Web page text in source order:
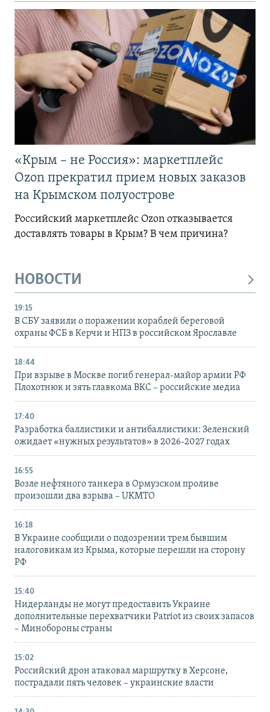
«Крым – не Россия»: маркетплейс
Ozon прекратил прием новых заказов
на Крымском полуострове
Российский маркетплейс Ozon отказывается
доставлять товары в Крым? В чем причина?
НОВОСТИ
19:15
В СБУ заявили о поражении кораблей береговой
охраны ФСБ в Керчи и НПЗ в российском Ярославле
18:44
При взрыве в Москве погиб генерал-майор армии РФ
Плохотнюк и зять главкома ВКС – российские медиа
17:40
Разработка баллистики и антибаллистики: Зеленский
ожидает «нужных результатов» в 2026-2027 годах
16:55
Возле нефтяного танкера в Ормузском проливе
произошли два взрыва – UKMTO
16:18
В Украине сообщили о подозрении трем бывшим
налоговикам из Крыма, которые перешли на сторону
РФ
15:40
Нидерланды не могут предоставить Украине
дополнительные перехватчики Patriot из своих запасов
– Минобороны страны
15:02
Российский дрон атаковал маршрутку в Херсоне,
пострадали пять человек – украинские власти